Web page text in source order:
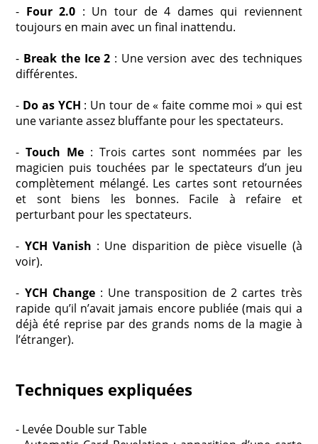
- Four 2.0 : Un tour de 4 dames qui reviennent
toujours en main avec un final inattendu.
- Break the Ice 2 : Une version avec des techniques
différentes.
- Do as YCH : Un tour de « faite comme moi » qui est
une variante assez bluffante pour les spectateurs.
-Touch Me : Trois cartes sont nommées par les
magicien puis touchées par le spectateurs d’un jeu
complètement mélangé. Les cartes sont retournées
et sont biens les bonnes. Facile à refaire et
perturbant pour les spectateurs.
- YCH Vanish : Une disparition de pièce visuelle (à
voir).
- YCH Change: Une transposition de 2 cartes très
rapide qu’il n’avait jamais encore publiée (mais qui a
déjà été reprise par des grands noms de la magie à
l’étranger).
Techniques expliquées
- Levée Double sur Table